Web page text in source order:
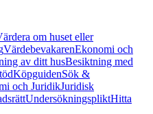
om huset eller
VärdebevakarenEkonomi och
av ditt husBesiktning med
KöpguidenSök &
och JuridikJuridisk
UndersökningspliktHitta